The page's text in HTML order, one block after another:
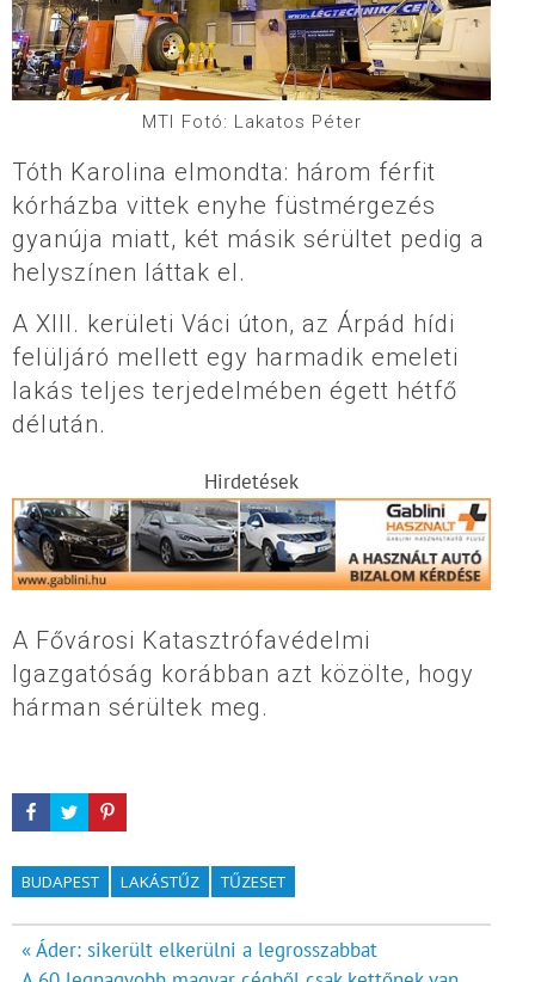
MTI Fotó: Lakatos Péter
Tóth Karolina elmondta: három férfit
kórházba vittek enyhe füstmérgezés
gyanúja miatt, két másik sérültet pedig a
helyszínen láttak el.
A XIII. kerületi Váci úton, az Árpád hídi
felüljáró mellett egy harmadik emeleti
lakás teljes terjedelmében égett hétfő
délután.
Hirdetések
A Fővárosi Katasztrófavédelmi
Igazgatóság korábban azt közölte, hogy
hárman sérültek meg.
BUDAPEST LAKÁSTŰZ TŰZESET
Bejegyzés
« Áder: sikerült elkerülni a legrosszabbat